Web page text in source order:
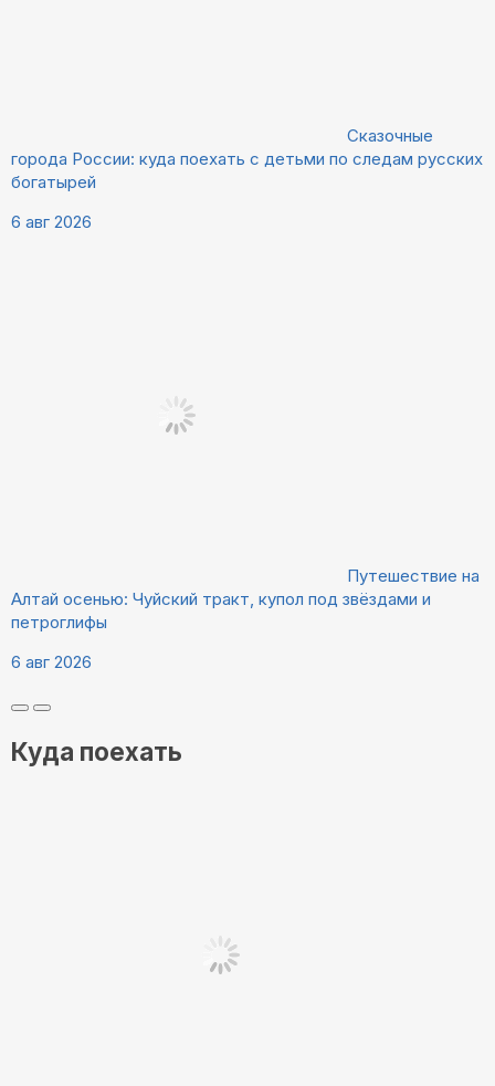
Сказочные
города России: куда поехать с детьми по следам русских
богатырей
6 авг 2026
Путешествие на
Алтай осенью: Чуйский тракт, купол под звёздами и
петроглифы
6 авг 2026
Куда поехать